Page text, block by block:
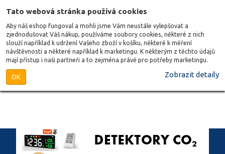
Tato webová stránka používá cookies
Aby náš eshop fungoval a mohli jsme Vám neustále vylepšovat a
zjednodušovat Váš nákup, používáme soubory cookies, některé z nich
slouží například k udržení Vašeho zboží v košíku, některé k měření
návštěvnosti a některé například k marketingu. K některým z těchto údajů
mají přístup i naši partneři a to zejména právě pro potřeby marketingu.
OK Zobrazit detaily